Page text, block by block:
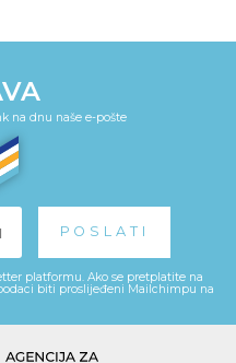
na dnu naše e-pošte
platformu. Ako se pretplatite na
biti proslijeđeni Mailchimpu na